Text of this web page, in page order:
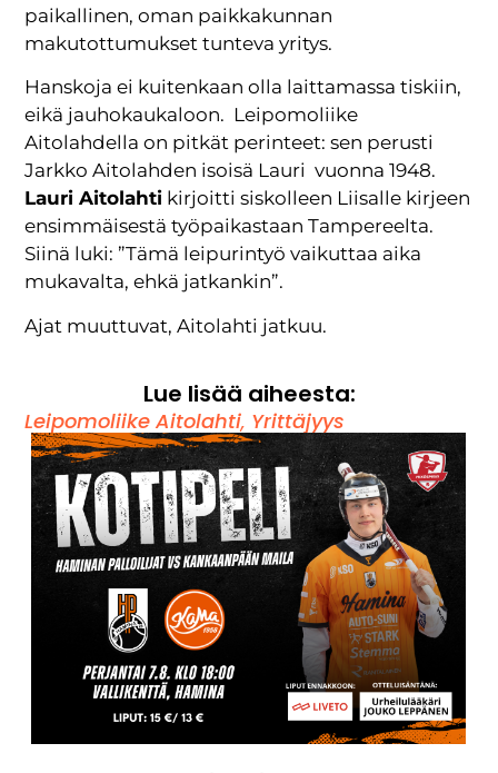
paikallinen, oman paikkakunnan
makutottumukset tunteva yritys.
Hanskoja ei kuitenkaan olla laittamassa tiskiin,
eikä jauhokaukaloon. Leipomoliike
Aitolahdella on pitkät perinteet: sen perusti
Jarkko Aitolahden isoisä Lauri vuonna 1948.
Lauri Aitolahti kirjoitti siskolleen Liisalle kirjeen
ensimmäisestä työpaikastaan Tampereelta.
Siinä luki: ”Tämä leipurintyö vaikuttaa aika
mukavalta, ehkä jatkankin”.
Ajat muuttuvat, Aitolahti jatkuu.
Lue lisää aiheesta:
Leipomoliike Aitolahti, Yrittäjyys